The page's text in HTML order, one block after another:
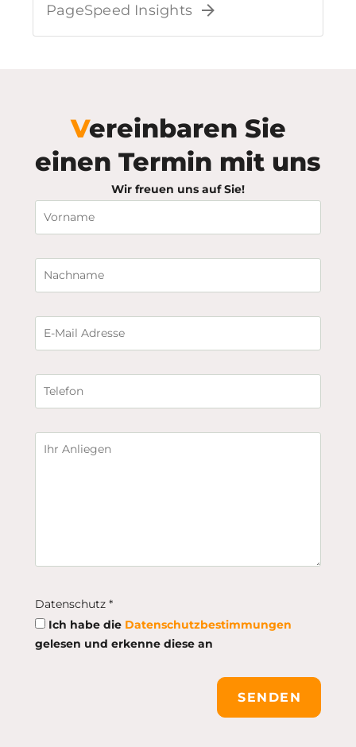
PageSpeed Insights
Vereinbaren Sie
einen Termin mit uns
Wir freuen uns auf Sie!
Datenschutz *
Ich habe die Datenschutzbestimmungen
gelesen und erkenne diese an
SENDEN